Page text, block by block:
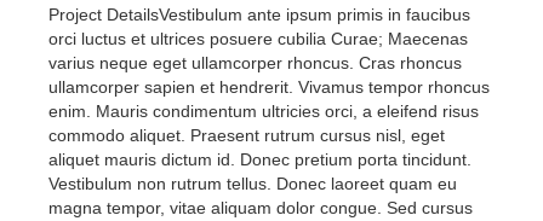
Project DetailsVestibulum ante ipsum primis in faucibus
orci luctus et ultrices posuere cubilia Curae; Maecenas
varius neque eget ullamcorper rhoncus. Cras rhoncus
ullamcorper sapien et hendrerit. Vivamus tempor rhoncus
enim. Mauris condimentum ultricies orci, a eleifend risus
commodo aliquet. Praesent rutrum cursus nisl, eget
aliquet mauris dictum id. Donec pretium porta tincidunt.
Vestibulum non rutrum tellus. Donec laoreet quam eu
magna tempor, vitae aliquam dolor congue. Sed cursus